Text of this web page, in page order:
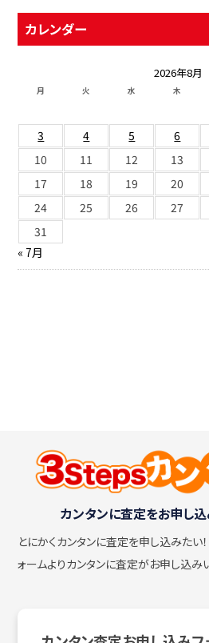
カレンダー
2026年8月
月 火 水 木
3
4 5 6
10
11 12 13
17
18 19 20
24
25 26 27
31
« 7月
カンタンに査定をお申し込
とにかくカンタンに査定を申し込みたい！
ォームよりカンタンに査定がお申し込み